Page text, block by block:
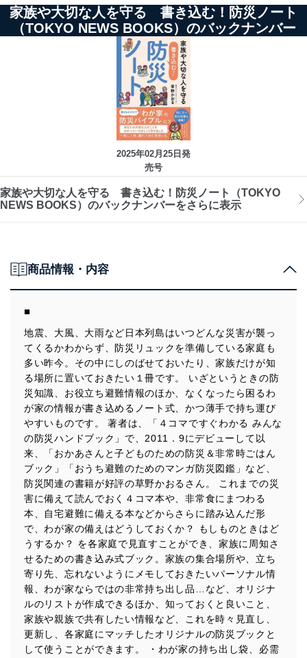
家族や大切な人を守る 書き込む！防災ノート
（TOKYO NEWS BOOKS）のバックナンバー
2025年02月25日発
売号
家族や大切な人を守る 書き込む！防災ノート（TOKYO
NEWS BOOKS）のバックナンバーをさらに表示
商品情報・内容
■
地震、大風、大雨など日本列島はいつどんな災害が襲っ
てくるかわからず、防災リュックを準備している家庭も
多い昨今。その中にしのばせておいたり、家族だけが知
る場所に置いておきたい１冊です。 いざというときの防
災知識、お役立ち避難情報のほか、なくなったら困るわ
が家の情報が書き込めるノート式、かつ薄手で持ち運び
やすいものです。 著者は、「４コマですぐわかる みんな
の防災ハンドブック」で、2011．9にデビューして以
来、「おかあさんと子どものための防災＆非常時ごはん
ブック」「おうち避難のためのマンガ防災図鑑」など、
防災関連の書籍が好評の草野かおるさん。 これまでの災
害に備えて読んでおく４コマ本や、非常食にまつわる
本、自宅避難に備える本などからさらに踏み込んだ形
で、わが家の備えはどうしておくか？ もしものときはど
うするか？ を各家庭で見直すことができ、家族に周知さ
せるための書き込み式ブック。家族の集合場所や、立ち
寄り先、忘れないようにメモしておきたいパーソナル情
報、わが家ならではの非常持ち出し品…など、オリジナ
ルのリストが作成できるほか、知っておくと良いこと、
家族や親族で共有したい情報など、これを時々見直し、
更新し、各家庭にマッチしたオリジナルの防災ブックと
して使うことができます。 ・わが家の持ち出し袋、必需